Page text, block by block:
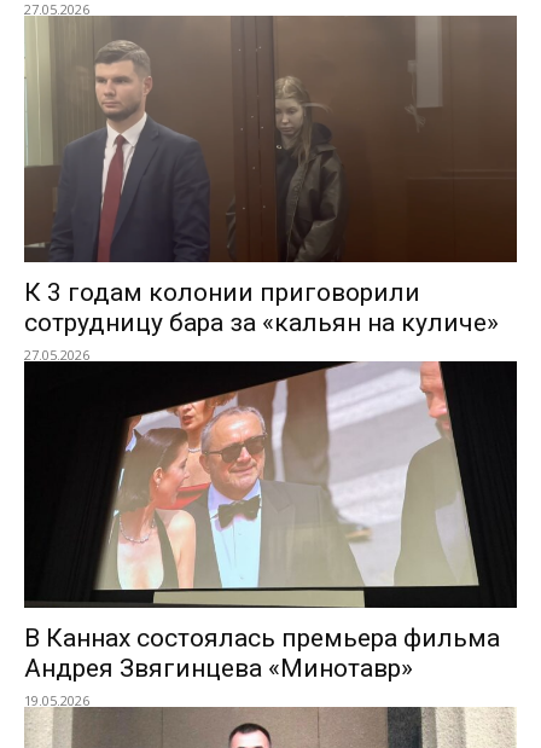
27.05.2026
К 3 годам колонии приговорили
сотрудницу бара за «кальян на куличе»
27.05.2026
В Каннах состоялась премьера фильма
Андрея Звягинцева «Минотавр»
19.05.2026